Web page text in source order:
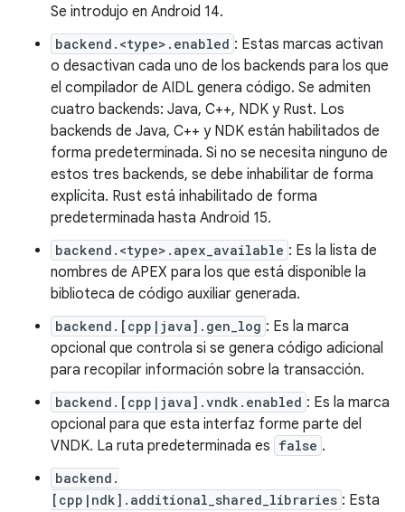
Se introdujo en Android 14.
backend.<type>.enabled : Estas marcas activan
o desactivan cada uno de los backends para los que
el compilador de AIDL genera código. Se admiten
cuatro backends: Java, C++, NDK y Rust. Los
backends de Java, C++ y NDK están habilitados de
forma predeterminada. Si no se necesita ninguno de
estos tres backends, se debe inhabilitar de forma
explícita. Rust está inhabilitado de forma
predeterminada hasta Android 15.
backend.<type>.apex_available : Es la lista de
nombres de APEX para los que está disponible la
biblioteca de código auxiliar generada.
backend.[cpp|java].gen_log : Es la marca
opcional que controla si se genera código adicional
para recopilar información sobre la transacción.
backend.[cpp|java].vndk.enabled : Es la marca
opcional para que esta interfaz forme parte del
VNDK. La ruta predeterminada es false .
backend.
[cpp|ndk].additional_shared_libraries : Esta